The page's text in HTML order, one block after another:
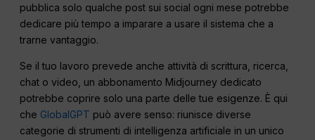
pubblica solo qualche post sui social ogni mese potrebbe
dedicare più tempo a imparare a usare il sistema che a
trarne vantaggio.
Se il tuo lavoro prevede anche attività di scrittura, ricerca,
chat o video, un abbonamento Midjourney dedicato
potrebbe coprire solo una parte delle tue esigenze. È qui
che GlobalGPT può avere senso: riunisce diverse
categorie di strumenti di intelligenza artificiale in un unico